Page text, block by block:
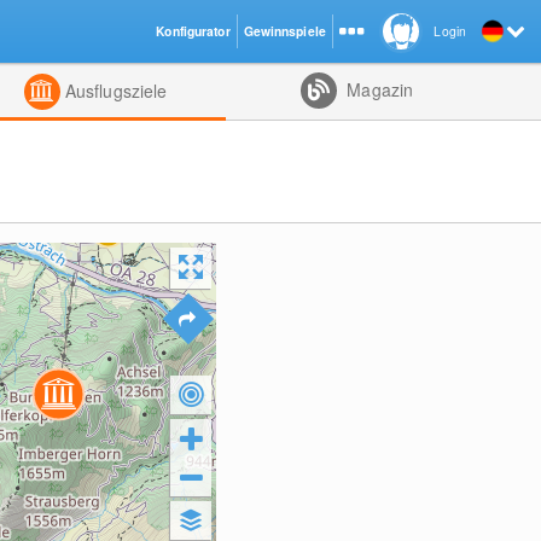
Ausflugsziele Magazin
Login
Konfigurator Gewinnspiele